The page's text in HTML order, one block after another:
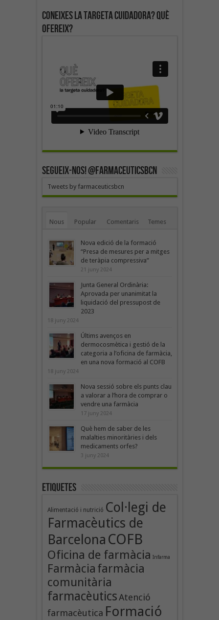
Coneixes la targeta cuidadora? Què
ofereix?
SEGUEIX-NOS! @farmaceuticsbcn
Tweets by farmaceuticsbcn
Nous Popular Comentaris Temes
Nova edició de la formació
“Presa de mesures per a mitges
de teràpia compressiva”
21 juny 2024
Junta General Ordinària:
Aprovada per unanimitat la
liquidació del pressupost de
2023
18 juny 2024
Últims avenços en
dermocosmètica i gestió de la
categoria a l’oficina de farmàcia,
en una nova formació al COFB
18 juny 2024
Nova sessió sobre els punts clau
a valorar a l’hora de comprar o
vendre una farmàcia
17 juny 2024
Què hem de saber de les
malalties minoritàries i dels
medicaments orfes?
3 juny 2024
Etiquetes
Alimentació i nutrició Col·legi de
Farmacèutics de
Barcelona COFB
Oficina de farmàcia Infarma
Farmàcia farmàcia
comunitària
farmacèuticsAtenció
farmacèutica Formació